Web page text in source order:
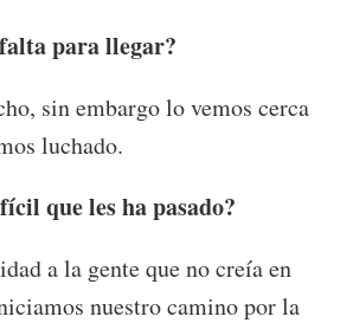
para llegar?
sin embargo lo vemos cerca
luchado.
que les ha pasado?
a la gente que no creía en
nuestro camino por la